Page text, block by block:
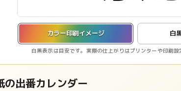
カラー印刷イメージ 白
白黒表示は目安です。実際の仕上がりはプリンターや印刷設
ジを表示しています。
の出番カレンダー